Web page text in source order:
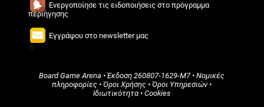
Ενεργοποίησε τις ειδοποιήσεις στο πρόγραμμα
περιήγησης
Εγγράψου στο newsletter μας
Board Game Arena • Έκδοση260807-1629-M7•Νομικές
πληροφορίες •Όροι Χρήσης •Όροι Υπηρεσιών•
Ιδιωτικότητα• Cookies
π